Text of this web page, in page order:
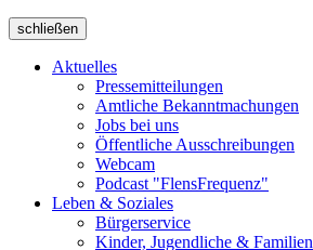
schließen
Aktuelles
Pressemitteilungen
Amtliche Bekanntmachungen
Jobs bei uns
Öffentliche Ausschreibungen
Webcam
Podcast "FlensFrequenz"
Leben & Soziales
Bürgerservice
Kinder, Jugendliche & Familien